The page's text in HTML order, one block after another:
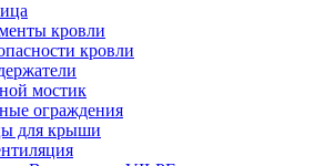
кровли
кровли
мостик
ограждения
для крыши